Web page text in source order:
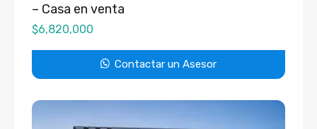
– Casa en venta
$6,820,000
Contactar un Asesor